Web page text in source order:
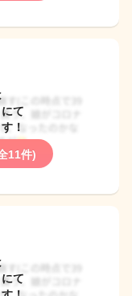
にて
！
11件)
にて